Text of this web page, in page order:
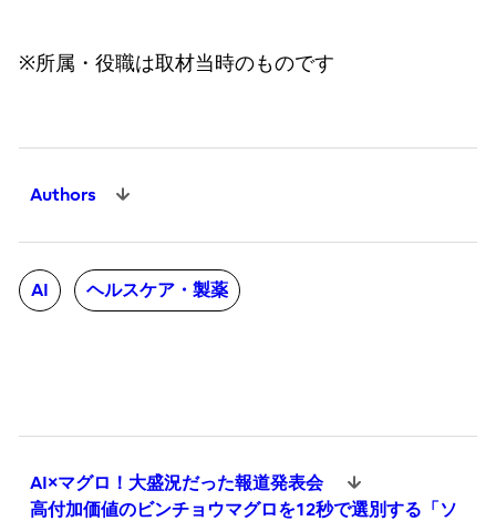
※所属・役職は取材当時のものです
Authors
AI ヘルスケア・製薬
AI×マグロ！大盛況だった報道発表会
高付加価値のビンチョウマグロを12秒で選別する「ソ